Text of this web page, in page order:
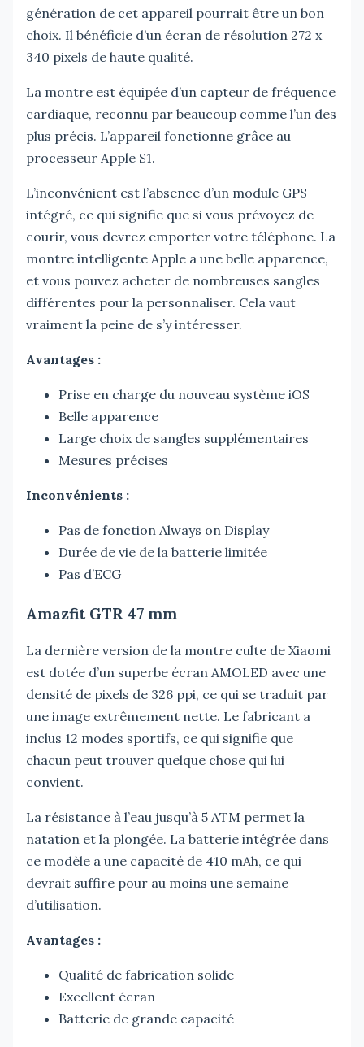
génération de cet appareil pourrait être un bon
choix. Il bénéficie d’un écran de résolution 272 x
340 pixels de haute qualité.
La montre est équipée d’un capteur de fréquence
cardiaque, reconnu par beaucoup comme l’un des
plus précis. L’appareil fonctionne grâce au
processeur Apple S1.
L’inconvénient est l’absence d’un module GPS
intégré, ce qui signifie que si vous prévoyez de
courir, vous devrez emporter votre téléphone. La
montre intelligente Apple a une belle apparence,
et vous pouvez acheter de nombreuses sangles
différentes pour la personnaliser. Cela vaut
vraiment la peine de s’y intéresser.
Avantages :
Prise en charge du nouveau système iOS
Belle apparence
Large choix de sangles supplémentaires
Mesures précises
Inconvénients :
Pas de fonction Always on Display
Durée de vie de la batterie limitée
Pas d’ECG
Amazfit GTR 47 mm
La dernière version de la montre culte de Xiaomi
est dotée d’un superbe écran AMOLED avec une
densité de pixels de 326 ppi, ce qui se traduit par
une image extrêmement nette. Le fabricant a
inclus 12 modes sportifs, ce qui signifie que
chacun peut trouver quelque chose qui lui
convient.
La résistance à l’eau jusqu’à 5 ATM permet la
natation et la plongée. La batterie intégrée dans
ce modèle a une capacité de 410 mAh, ce qui
devrait suffire pour au moins une semaine
d’utilisation.
Avantages :
Qualité de fabrication solide
Excellent écran
Batterie de grande capacité